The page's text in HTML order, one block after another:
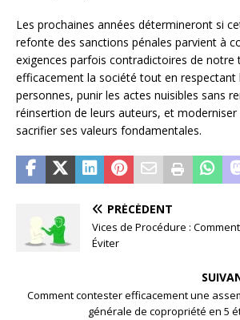
Les prochaines années détermineront si
refonte des sanctions pénales parvient à
exigences parfois contradictoires de notre
efficacement la société tout en respectant
personnes, punir les actes nuisibles sans
réinsertion de leurs auteurs, et moderniser
sacrifier ses valeurs fondamentales.
PRÉCÉDENT
Vices de Procédure :
Éviter
Comment contester efficacement une
générale de copropriété en 5